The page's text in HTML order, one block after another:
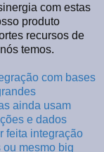
com estas
produto
recursos de
temos.
com bases
ainda usam
e dados
feita integração
mesmo big